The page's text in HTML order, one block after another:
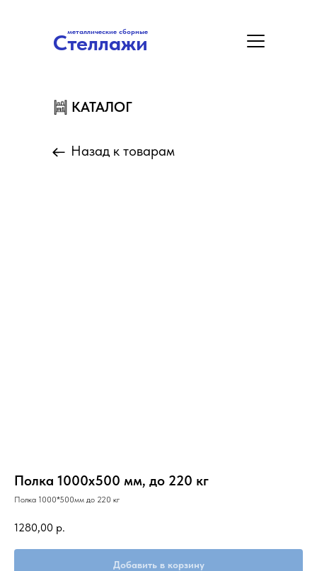
Стеллажи
металлические сборные
Стеллажи
КАТАЛОГ
Назад к товарам
Полка 1000х500 мм, до 220 кг
Полка 1000*500мм до 220 кг
1280,00 р.
Добавить в корзину